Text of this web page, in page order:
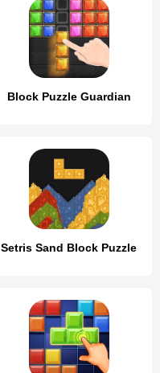
Block Puzzle Guardian
Setris Sand Block Puzzle